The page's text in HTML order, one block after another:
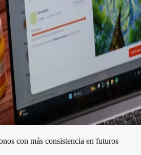
con más consistencia en futuros